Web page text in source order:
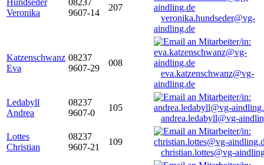
Hundseder
Veronika
08237
9607-14
207
veronika.hundseder@vg-
aindling.de
Katzenschwanz
Eva
08237
9607-29
008
eva.katzenschwanz@vg-
aindling.de
Ledabyll
Andrea
08237
9607-0
105
andrea.ledabyll@vg-
Lottes
Christian
08237
9607-21
109
christian.lottes@vg-